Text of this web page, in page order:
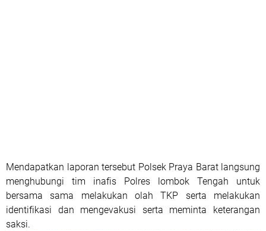
Mendapatkan laporan tersebut Polsek Praya Barat langsung
menghubungi tim inafis Polres lombok Tengah untuk
bersama sama melakukan olah TKP serta melakukan
identifikasi dan mengevakusi serta meminta keterangan
saksi.